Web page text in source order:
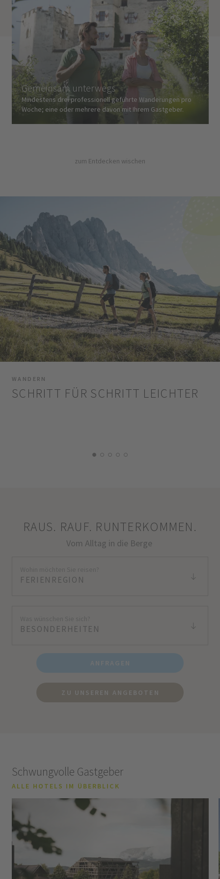
Gemeinsam unterwegs
Mindestens drei professionell geführte Wanderungen pro
Woche; eine oder mehrere davon mit Ihrem Gastgeber.
zum Entdecken wischen
WANDERN
SCHRITT FÜR SCHRITT LEICHTER
RAUS. RAUF. RUNTERKOMMEN.
Vom Alltag in die Berge
FERIENREGION
BESONDERHEITEN
ANFRAGEN
ZU UNSEREN ANGEBOTEN
Schwungvolle Gastgeber
ALLE HOTELS IM ÜBERBLICK